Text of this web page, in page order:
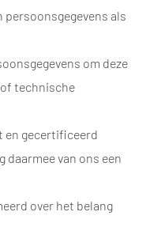
persoonsgegevens als
om deze
technische
en gecertificeerd
daarmee van ons een
over het belang